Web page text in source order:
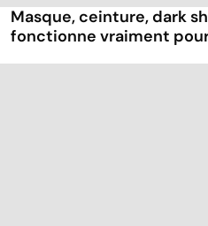
Masque, ceinture, dark
fonctionne vraiment